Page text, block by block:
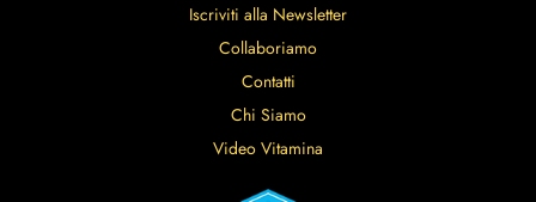
Iscriviti alla Newsletter
Collaboriamo
Contatti
Chi Siamo
Video Vitamina